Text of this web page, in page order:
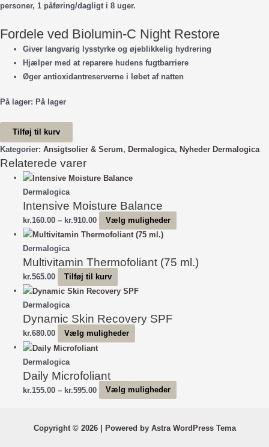
personer, 1 påføring/dagligt i 8 uger.
Fordele ved Biolumin-C Night Restore
Giver langvarig lysstyrke og øjeblikkelig hydrering
Hjælper med at reparere hudens fugtbarriere
Øger antioxidantreserverne i løbet af natten
På lager: På lager
Biolumin-
C
Night
Restore
Tilføj til kurv
Kategorier: Ansigtsolier & Serum, Dermalogica, Nyheder Dermalogica
Relaterede varer
Dermalogica
Intensive Moisture Balance
kr.160.00 – kr.910.00Prisinterval:
kr.160.00
kr.910.00
Vælg muligheder
flere
Dermalogica
Multivitamin Thermofoliant (75 ml.)
kr.565.00 Tilføj til kurv
Dermalogica
Dynamic Skin Recovery SPF
kr.680.00 Vælg muligheder
varianter.
Mulighederne
vælges
Dermalogica
Daily Microfoliant
kr.155.00 – kr.595.00Prisinterval:
kr.595.00
Vælg muligheder
flere
Copyright © 2026 | Powered by Astra WordPress Tema